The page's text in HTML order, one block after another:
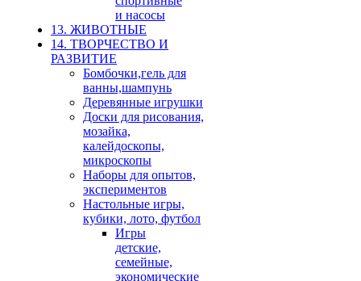
и насосы
13. ЖИВОТНЫЕ
14. ТВОРЧЕСТВО И
РАЗВИТИЕ
Бомбочки,гель для
ванны,шампунь
Деревянные игрушки
Доски для рисования,
мозайка,
калейдоскопы,
микроскопы
Наборы для опытов,
экспериментов
Настольные игры,
кубики, лото, футбол
Игры
детские,
семейные,
экономические